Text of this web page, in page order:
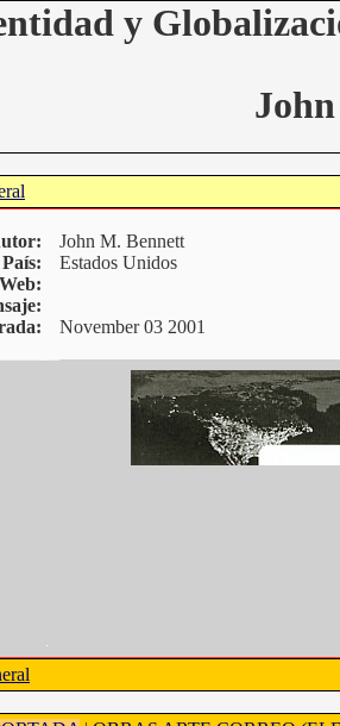
y
País:
John M. Bennett
Estados Unidos
November 03 2001